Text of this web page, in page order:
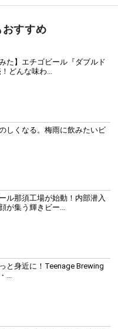
おすすめ
た】エチゴビール『ダブルド
どんな味わ...
しくなる。梅雨に飲みたいビ
ル那須工場が始動！内部潜入
が集う輝きビー...
と身近に！Teenage Brewing
...